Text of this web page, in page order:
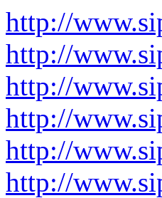
http://
http://
http://
http://
http://
http://